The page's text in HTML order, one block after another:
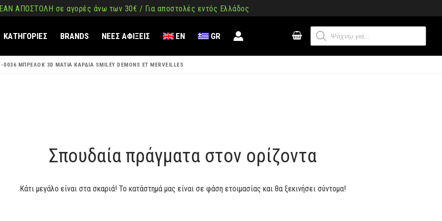
ΑΠΟΣΤΟΛΗ σε αγορές άνω των 30€ / Για αποστολές εντός Ελλάδος
ΚΑΤΗΓΟΡΙΕΣ BRANDS ΝΕΕΣ ΑΦΙΞΕΙΣ EN GR
Products
search
0036 ΜΠΡΕΛΟΚ 3D ΜΑΤΙΑ ΚΑΡΔΙΑ SMILEY DEMONS ET MERVEILLES
Σπουδαία πράγματα στον ορίζοντα
Κάτι μεγάλο είναι στα σκαριά! Το κατάστημά μας είναι σε φάση ετοιμασίας και θα ξεκινήσει σύντομα!